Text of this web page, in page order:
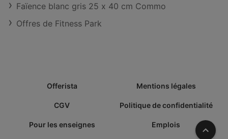
Faïence blanc gris 25 x 40 cm Commo
Offres de Fitness Park
Offerista Mentions légales
CGV Politique de confidentialité
Pour les enseignes Emplois Vers